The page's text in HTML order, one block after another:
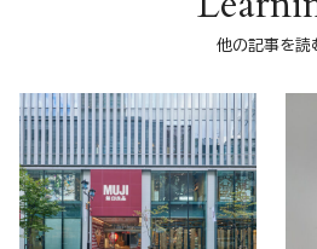
他の記事を読